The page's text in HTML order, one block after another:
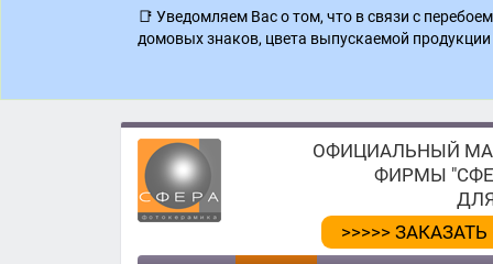
📑 Уведомляем Вас о том, что в связи с
домовых знаков, цвета выпускаемой
ОФИЦИАЛЬНЫЙ
ФИРМЫ
>>>>>